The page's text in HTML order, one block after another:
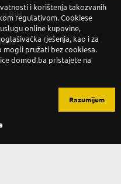
BiH
i korištenja takozvanih
regulativom. Cookiese
online kupovine,
rješenja, kao i za
pružati bez cookiesa.
domod.ba pristajete na
Razumijem